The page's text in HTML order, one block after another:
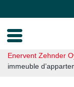
Enervent Zehnder
immeuble